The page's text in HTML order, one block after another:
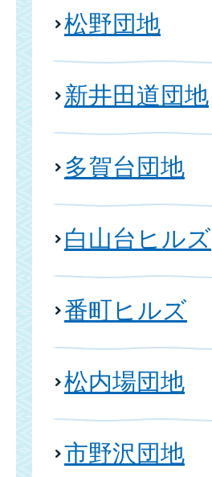
松野団地
新井田道団地
多賀台団地
白山台ヒルズ
番町ヒルズ
松内場団地
市野沢団地